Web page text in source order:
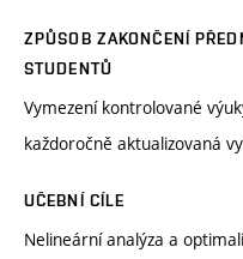
ZPŮSOB ZAKONČENÍ
STUDENTŮ
Vymezení kontrolované
každoročně aktualizovaná
UČEBNÍ CÍLE
Nelineární analýza a